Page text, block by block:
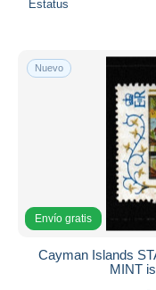
Estatus
Nuevo
Envío gratis
Cayman Islands
MINT